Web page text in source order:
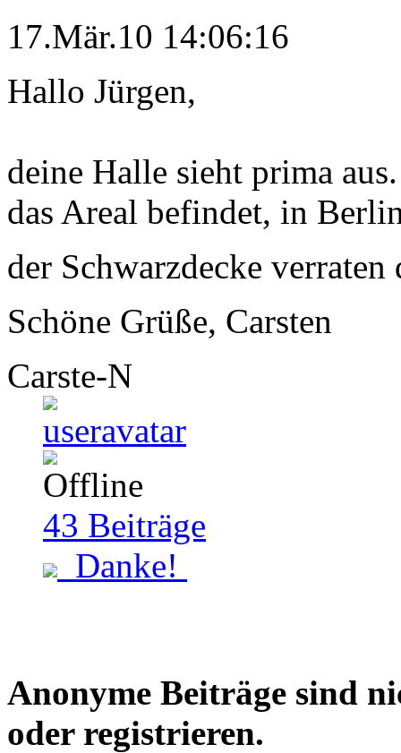
17.Mär.10 14:06:16
Hallo Jürgen,
deine Halle sieht prima
das Areal befindet, in
der Schwarzdecke
Schöne Grüße, Carsten
Carste-N
43 Beiträge
Danke!
Anonyme Beiträge sind
oder registrieren.